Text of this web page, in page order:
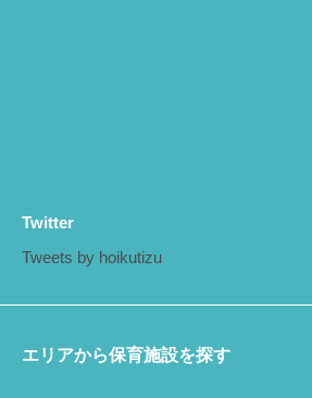
Twitter
Tweets by hoikutizu
エリアから保育施設を探す